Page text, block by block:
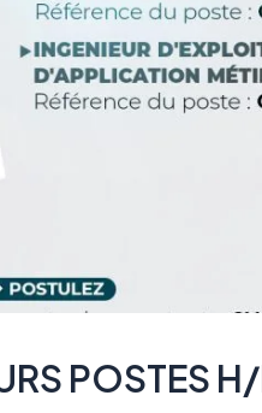
POSTES